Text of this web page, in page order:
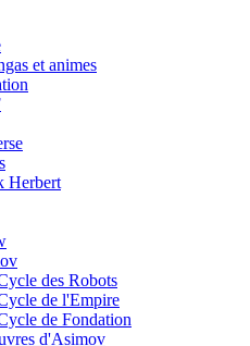
et animes
Herbert
des Robots
de l'Empire
de Fondation
d'Asimov